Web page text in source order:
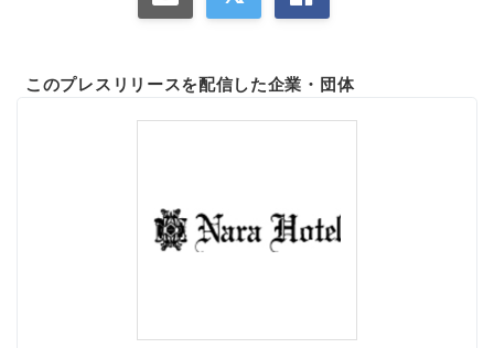
このプレスリリースを配信した企業・団体